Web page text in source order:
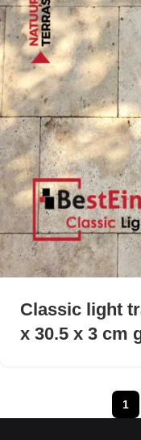
Classic light
x 30.5 x 3 cm
1